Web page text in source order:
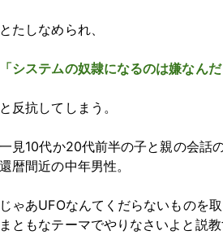
とたしなめられ、
「システムの奴隷になるのは嫌なんだ
と反抗してしまう。
一見10代か20代前半の子と親の会話
還暦間近の中年男性。
じゃあUFOなんてくだらないものを
まともなテーマでやりなさいよと説